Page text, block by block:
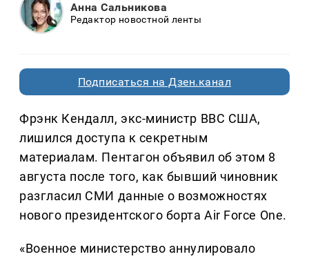
Анна Сальникова
Редактор новостной ленты
Подписаться на Дзен.канал
Фрэнк Кендалл, экс-министр ВВС США,
лишился доступа к секретным
материалам. Пентагон объявил об этом 8
августа после того, как бывший чиновник
разгласил СМИ данные о возможностях
нового президентского борта Air Force One.
«Военное министерство аннулировало